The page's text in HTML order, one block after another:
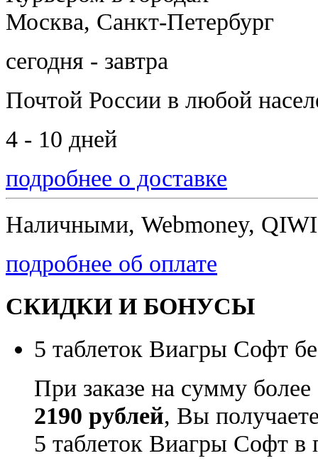
Москва, Санкт-Петербург
сегодня - завтра
Почтой России в любой
4 - 10 дней
подробнее о доставке
Наличными, Webmoney,
подробнее об оплате
СКИДКИ И БОНУСЫ
5 таблеток Виагры Софт
При заказе на сумму более
2190 рублей, Вы
5 таблеток Виагры Софт в